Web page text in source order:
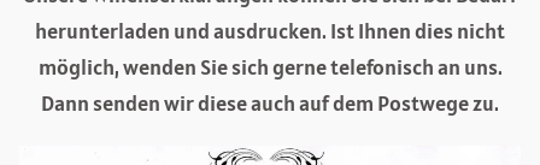
herunterladen und ausdrucken. Ist Ihnen dies nicht
möglich, wenden Sie sich gerne telefonisch an uns.
Dann senden wir diese auch auf dem Postwege zu.